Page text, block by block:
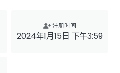
注册时间
2024年1月15日 下午3:59